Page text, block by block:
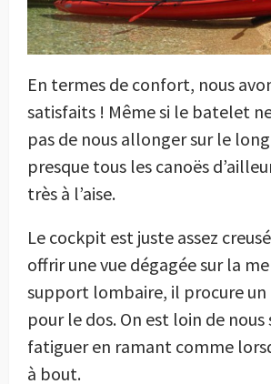
En termes de confort, nous
satisfaits ! Même si le batelet
pas de nous allonger sur le
presque tous les canoës
très à l’aise.
Le cockpit est juste assez
offrir une vue dégagée sur la
support lombaire, il procure un
pour le dos. On est loin de nous
fatiguer en ramant comme
à bout.